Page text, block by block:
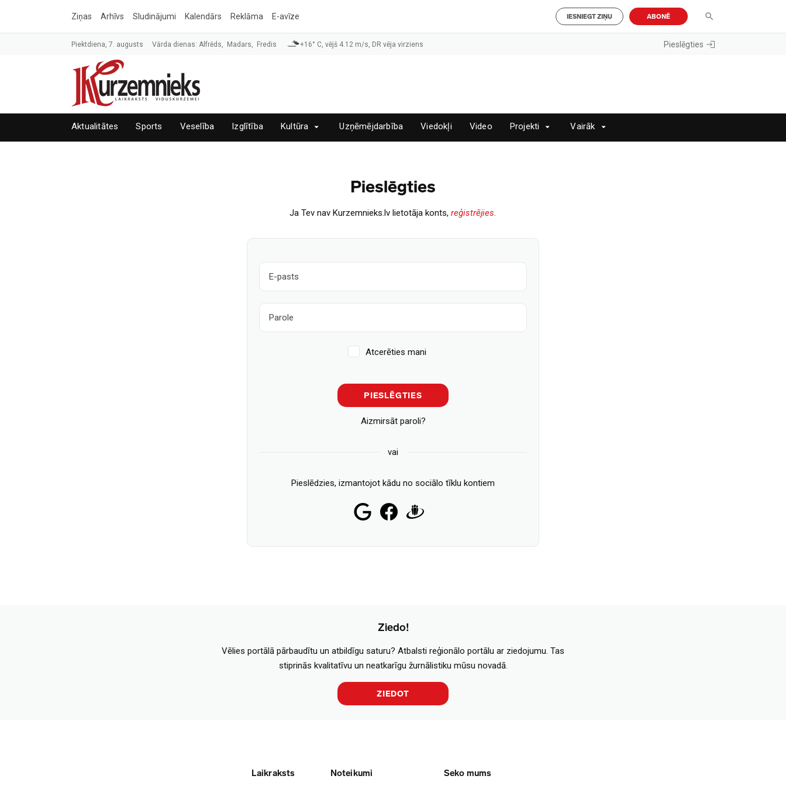
Ziņas Arhīvs Sludinājumi Kalendārs Reklāma E-avīze IESNIEGT ZIŅU ABONĒ
Piektdiena, 7. augusts Vārda dienas: Alfrēds, Madars, Fredis +16° C, vējš 4.12 m/s, DR vēja virziens Pieslēgties
Aktualitātes Sports Veselība Izglītība Kultūra Uzņēmējdarbība Viedokļi Video Projekti Vairāk
Pieslēgties
Ja Tev nav Kurzemnieks.lv lietotāja konts, reģistrējies.
Atcerēties mani
PIESLĒGTIES
Aizmirsāt paroli?
vai
Pieslēdzies, izmantojot kādu no sociālo tīklu kontiem
Ziedo!
Vēlies portālā pārbaudītu un atbildīgu saturu? Atbalsti reģionālo portālu ar ziedojumu. Tas
stiprinās kvalitatīvu un neatkarīgu žurnālistiku mūsu novadā.
ZIEDOT
Laikraksts Noteikumi Seko mums